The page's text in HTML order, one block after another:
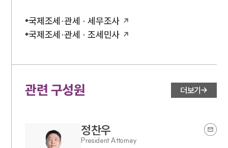
국제조세·관세 · 세무조사
국제조세·관세 · 조세민사
관련 구성원 더보기
정찬우
President Attorney